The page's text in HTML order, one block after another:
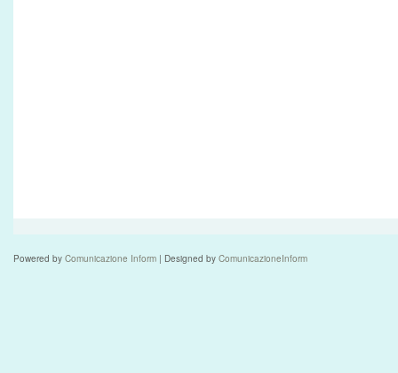
Powered by Comunicazione Inform | Designed by ComunicazioneInform